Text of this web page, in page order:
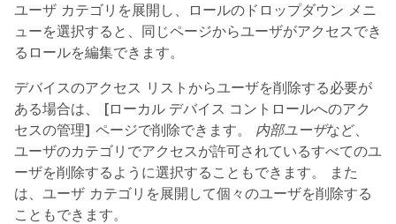
ユーザ カテゴリを展開し、ロールのドロップダウン メニ
ューを選択すると、同じページからユーザがアクセスでき
るロールを編集できます。
デバイスのアクセス リストからユーザを削除する必要が
ある場合は、 [ローカル デバイス コントロールへのアク
セスの管理] ページで削除できます。 内部ユーザなど、
ユーザのカテゴリでアクセスが許可されているすべてのユ
ーザを削除するように選択することもできます。 また
は、ユーザ カテゴリを展開して個々のユーザを削除する
こともできます。